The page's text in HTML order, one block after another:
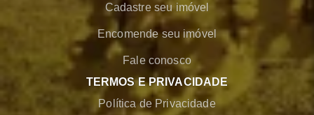
Cadastre seu imóvel
Encomende seu imóvel
Fale conosco
TERMOS E PRIVACIDADE
Política de Privacidade